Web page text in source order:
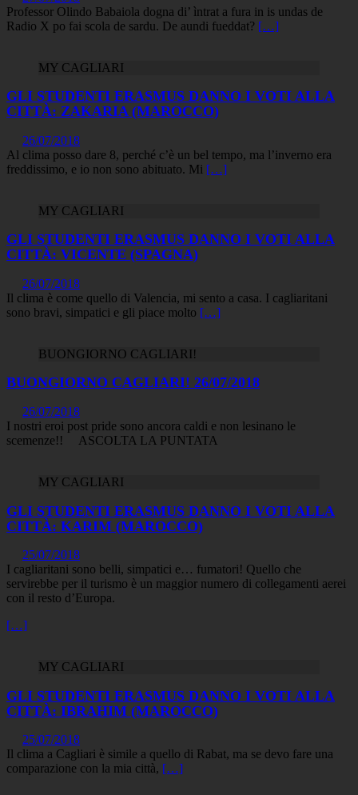
Professor Olindo Babaiola dogna di’ ìntrat a fura in is undas de
Radio X po fai scola de sardu. De aundi fueddat? […]
MY CAGLIARI
GLI STUDENTI ERASMUS DANNO I VOTI ALLA
CITTÀ: ZAKARIA (MAROCCO)
26/07/2018
Al clima posso dare 8, perché c’è un bel tempo, ma l’inverno era
freddissimo, e io non sono abituato. Mi […]
MY CAGLIARI
GLI STUDENTI ERASMUS DANNO I VOTI ALLA
CITTÀ: VICENTE (SPAGNA)
26/07/2018
Il clima è come quello di Valencia, mi sento a casa. I cagliaritani
sono bravi, simpatici e gli piace molto […]
BUONGIORNO CAGLIARI!
BUONGIORNO CAGLIARI! 26/07/2018
26/07/2018
I nostri eroi post pride sono ancora caldi e non lesinano le
scemenze!! ASCOLTA LA PUNTATA
MY CAGLIARI
GLI STUDENTI ERASMUS DANNO I VOTI ALLA
CITTÀ: KARIM (MAROCCO)
25/07/2018
I cagliaritani sono belli, simpatici e… fumatori! Quello che
servirebbe per il turismo è un maggior numero di collegamenti aerei
con il resto d’Europa.
[…]
MY CAGLIARI
GLI STUDENTI ERASMUS DANNO I VOTI ALLA
CITTÀ: IBRAHIM (MAROCCO)
25/07/2018
Il clima a Cagliari è simile a quello di Rabat, ma se devo fare una
comparazione con la mia città, […]